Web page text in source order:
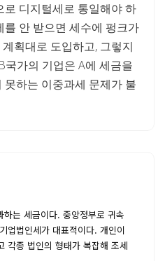
디지털세로 통일해야 하
안 받으면 세수에 펑크가
획대로 도입하고, 그렇지
가의 기업은 A에 세금을
하는 이중과세 문제가 불
하는 세금이다. 중앙정부로 귀속
업법인세가 대표적이다. 개인이
각종 법인의 형태가 복잡해 조세